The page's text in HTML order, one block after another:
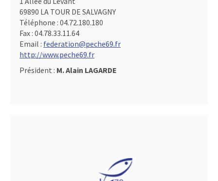
69890 LA TOUR DE SALVAGNY
Téléphone : 04.72.180.180
Fax : 04.78.33.11.64
Email : federation@peche69.fr
http://www.peche69.fr
Président : M. Alain LAGARDE